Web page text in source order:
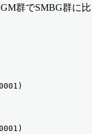
群でSMBG群に比